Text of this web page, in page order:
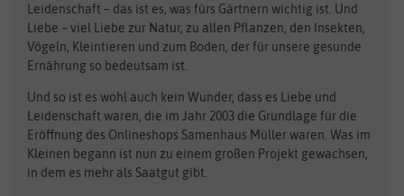
Obstsamen
Pilzbrut
Rasensamen
Steckzwiebeln
Zimmer & Kübelpflanzen
Kataloge
Schnäppchen
Anzucht & Gartenzubehör
Bingenheimer Saatgut
BioBalu
Bionana
BIOWOL
Blumicorn
Bûten Birds
Dürr-Samen
elho
Feldsaaten Freudenberger
Fertil
Flora Elite
Leidenschaft – das ist es, was fürs Gärtnern wichtig ist. Und
Liebe – viel Liebe zur Natur, zu allen Pflanzen, den Insekten,
Vögeln, Kleintieren und zum Boden, der für unsere gesunde
Ernährung so bedeutsam ist.
Und so ist es wohl auch kein Wunder, dass es Liebe und
Leidenschaft waren, die im Jahr 2003 die Grundlage für die
Eröffnung des Onlineshops Samenhaus Müller waren. Was im
Kleinen begann ist nun zu einem großen Projekt gewachsen,
in dem es mehr als Saatgut gibt.